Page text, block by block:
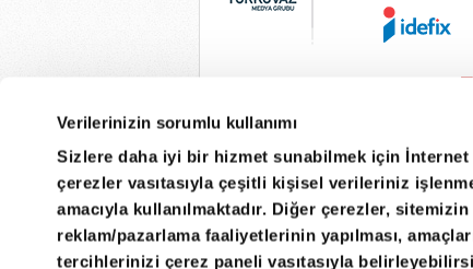
Verilerinizin sorumlu kullanımı
Sizlere daha iyi bir hizmet sunabilmek için
çerezler vasıtasıyla çeşitli kişisel verileriniz
amacıyla kullanılmaktadır. Diğer çerezler,
reklam/pazarlama faaliyetlerinin yapılması,
tercihlerinizi çerez paneli vasıtasıyla